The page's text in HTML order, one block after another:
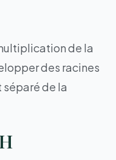
de la
des racines
séparé de la